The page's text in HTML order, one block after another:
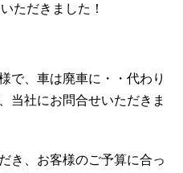
ただきました！
で、車は廃車に・・代わり
当社にお問合せいただきま
き、お客様のご予算に合っ